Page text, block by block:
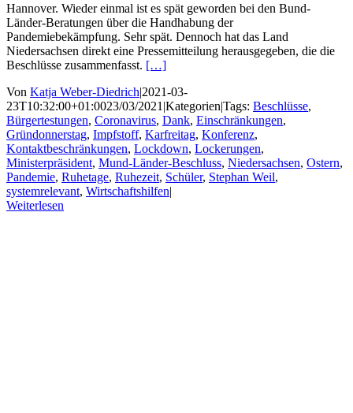
Hannover. Wieder einmal ist es spät geworden bei den Bund-
Länder-Beratungen über die Handhabung der
Pandemiebekämpfung. Sehr spät. Dennoch hat das Land
Niedersachsen direkt eine Pressemitteilung herausgegeben, die die
Beschlüsse zusammenfasst. […]
Von Katja Weber-Diedrich|2021-03-
23T10:32:00+01:0023/03/2021 |Kategorien|Tags: Beschlüsse,
Bürgertestungen, Coronavirus, Dank, Einschränkungen,
Gründonnerstag, Impfstoff, Karfreitag, Konferenz,
Kontaktbeschränkungen, Lockdown, Lockerungen,
Ministerpräsident, Mund-Länder-Beschluss, Niedersachsen, Ostern,
Pandemie, Ruhetage, Ruhezeit, Schüler, Stephan Weil,
systemrelevant, Wirtschaftshilfen|
Weiterlesen